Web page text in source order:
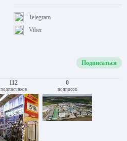
Viber
Telegram
Подписаться
112
подписчиков
0
подписок